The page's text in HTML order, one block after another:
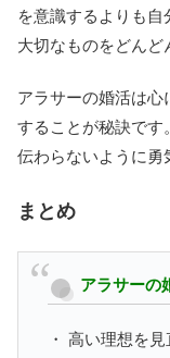
を意識するよりも自
大切なものをどんど
アラサーの婚活は
することが秘訣です
伝わらないように勇
まとめ
アラサーの
・ 高い理想を